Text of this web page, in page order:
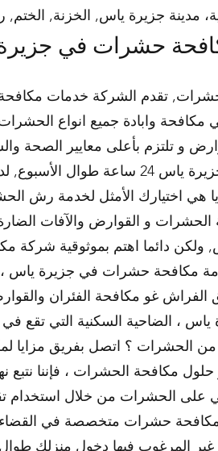
مدينة جزيرة ياس, الخزنة, الختم,
حشرات في
تقدم الشركة خدمات
مكافحة وابادة جميع انواع
و تلتزم بأعلى معايير الصحة
مكافحة الحشرات في جزيرة
هي اختيارك الأمثل لخدمة
و القوارض والآفات
مكافحة حشرات في جزيرة ياس ،
، الضاحية السكنية التي
حلول مكافحة الحشرات ، فإننا
على الحشرات من خلال استخدام
غير المرغوب فيها دخول منزلك